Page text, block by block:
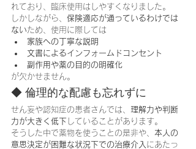
れており、臨床使用はしやすくなりました。
しかしながら、 保険適応が通っているわけでは
ないため、使用に際しては
家族への丁寧な説明
文書によるインフォームドコンセント
副作用や薬の目的の明確化
が欠かせません。
◆ 倫理的な配慮も忘れずに
せん妄や認知症の患者さんでは、 理解力や判断
力が大きく低下していることがあります。
そうした中で薬物を使うことの是非や、 本人の
意思決定が困難な状況下での治療介入 にあたっ